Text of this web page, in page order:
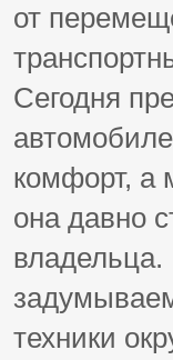
от
Сегодня
комфорт, а
она давно
техники